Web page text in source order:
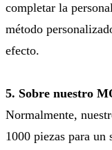
completar la
método
efecto.
5. Sobre nuestro
Normalmente,
1000 piezas para